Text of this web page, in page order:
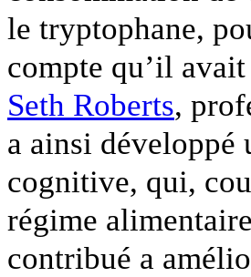
le tryptophane,
compte qu’il
Seth Roberts,
a ainsi développé
cognitive, qui,
régime
contribué a